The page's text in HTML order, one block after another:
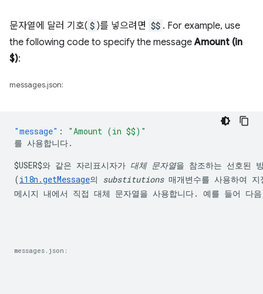
문자열에 달러 기호( $ )를 넣으려면 $$ . For example, use
the following code to specify the messageAmount (in
$):
messages.json:
"message" :
$USER$와 같은 자리표시자가 대체 문자열을 참조하는 선호된
(i18n.getMessage의 substitutions 매개변수를 사용하여
메시지 내에서 직접 대체 문자열을 사용합니다. 예를 들어 다
messages.json: